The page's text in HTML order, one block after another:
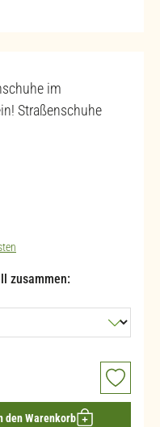
im
Straßenschuhe
zusammen:
gewünschten Wert
den Warenkorb